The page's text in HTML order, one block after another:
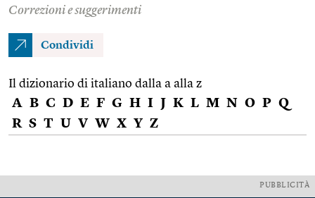
Correzioni e suggerimenti
Condividi
Il dizionario di italiano dalla a alla z
A B C D E F G H I J K L M N O P Q
R S T U V W X Y Z
PUBBLICITÀ